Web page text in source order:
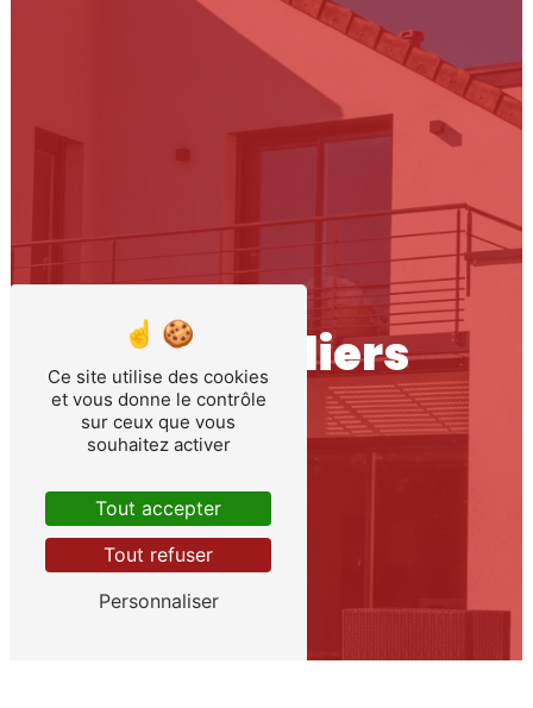
Particuliers
Ce site utilise des cookies
et vous donne le contrôle
sur ceux que vous
souhaitez activer
Tout accepter
Tout refuser
Personnaliser